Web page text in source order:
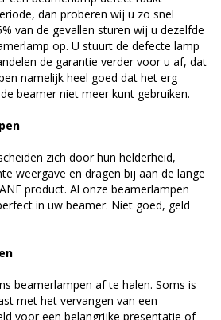
dan proberen wij u zo snel
van de gevallen sturen wij u dezelfde
op. U stuurt de defecte lamp
de garantie verder voor u af, dat
namelijk heel goed dat het erg
beamer niet meer kunt gebruiken.
zich door hun helderheid,
weergave en dragen bij aan de lange
product. Al onze beamerlampen
in uw beamer. Niet goed, geld
beamerlampen af te halen. Soms is
met het vervangen van een
voor een belangrijke presentatie of